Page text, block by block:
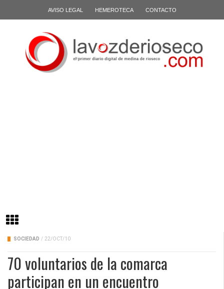
AVISO LEGAL HEMEROTECA CONTACTO
SOCIEDAD / 22/OCT/10
70 voluntarios de la comarca
participan en un encuentro